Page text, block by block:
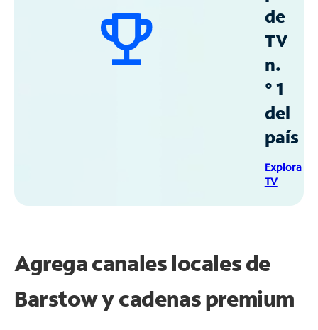
de
TV
n.
° 1
del
país
Explora
TV
Agrega canales locales de
Barstow y cadenas premium